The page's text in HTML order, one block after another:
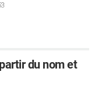
du nom et